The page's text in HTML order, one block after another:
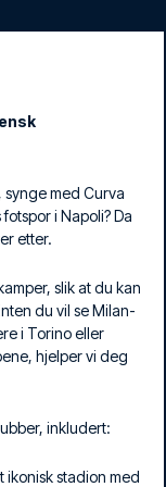
synge med Curva
i Napoli? Da
etter.
slik at du kan
du vil se Milan-
i Torino eller
hjelper vi deg
inkludert:
ikonisk stadion med